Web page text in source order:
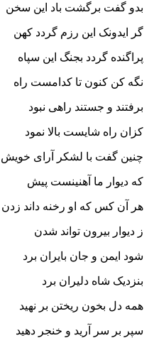
بدو گفت برگشت باد این سخن
گر ایدونک این رزم گردد کهن‏
پراگنده گردد بجنگ این سپاه
نگه کن کنون تا کدامست راه‏
برفتند و جستند راهى نبود
کزان راه شایست بالا نمود
چنین گفت با لشکر آراى خویش
که دیوار ما آهنینست پیش‏
هر آن کس که او رخنه داند زدن
ز دیوار بیرون تواند شدن‏
شود ایمن و جان بایران برد
بنزدیک شاه دلیران برد
همه دل بخون ریختن بر نهید
سپر بر سر آرید و خنجر دهید